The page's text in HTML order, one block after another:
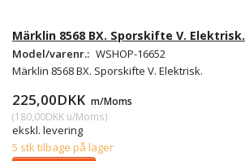
Märklin 8568 BX. Sporskifte V. Elektrisk.
Model/varenr.: WSHOP-16652
Märklin 8568 BX. Sporskifte V. Elektrisk.
225,00DKK m/Moms
(180,00DKK u/Moms)
ekskl. levering
5 stk tilbage på lager